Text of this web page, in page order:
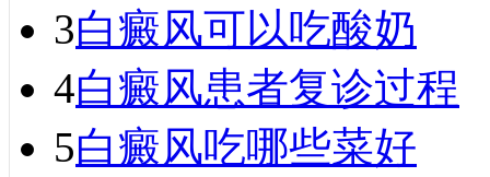
3白癜风可以吃酸奶
4白癜风患者复诊过程
5白癜风吃哪些菜好